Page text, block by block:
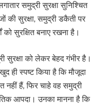
समुद्री सुरक्षा सुनिश्चित
की सुरक्षा, समुद्री डकैती पर
को सुरक्षित बनाए रखना है।
सुरक्षा को लेकर बेहद गंभीर है।
ही स्पष्ट किया है कि मौजूदा
हैं, फिर चाहे वह समुद्री
आपदा। उनका मानना है कि